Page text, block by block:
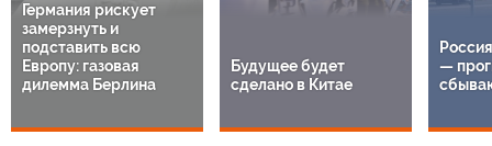
Германия рискует
замерзнуть и
подставить всю
Европу: газовая
дилемма Берлина
Будущее будет
сделано в Китае
—